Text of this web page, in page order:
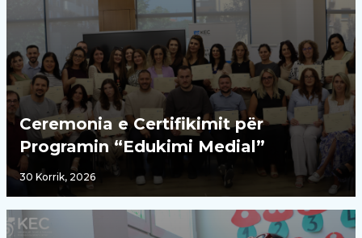
Ceremonia e Certifikimit për
Programin “Edukimi Medial”
30 Korrik, 2026